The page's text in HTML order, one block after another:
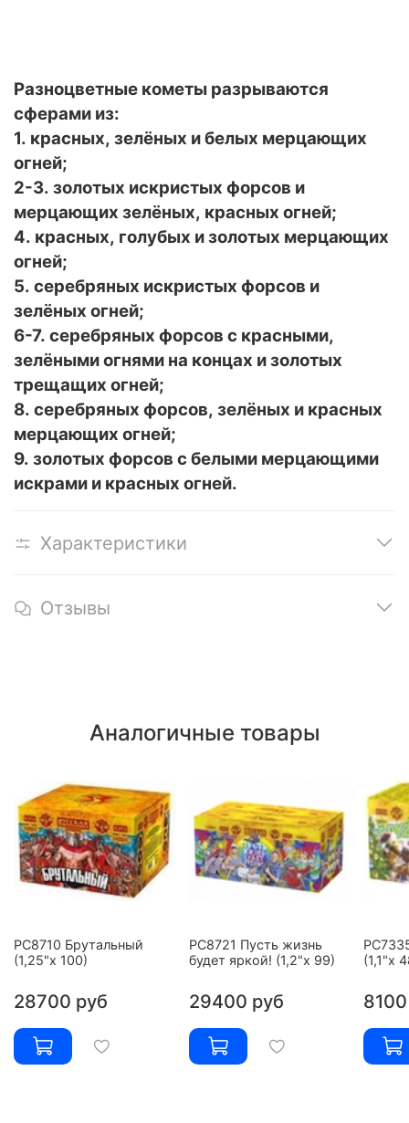
Разноцветные кометы разрываются
сферами из:
1. красных, зелёных и белых мерцающих
огней;
2-3. золотых искристых форсов и
мерцающих зелёных, красных огней;
4. красных, голубых и золотых мерцающих
огней;
5. серебряных искристых форсов и
зелёных огней;
6-7. серебряных форсов с красными,
зелёными огнями на концах и золотых
трещащих огней;
8. серебряных форсов, зелёных и красных
мерцающих огней;
9. золотых форсов с белыми мерцающими
искрами и красных огней.
Характеристики
Отзывы
Аналогичные товары
РС8710 Брутальный
(1,25"х 100)
28700 руб
РС8721 Пусть жизнь
будет яркой! (1,2"х 99)
29400 руб
(1,1"х